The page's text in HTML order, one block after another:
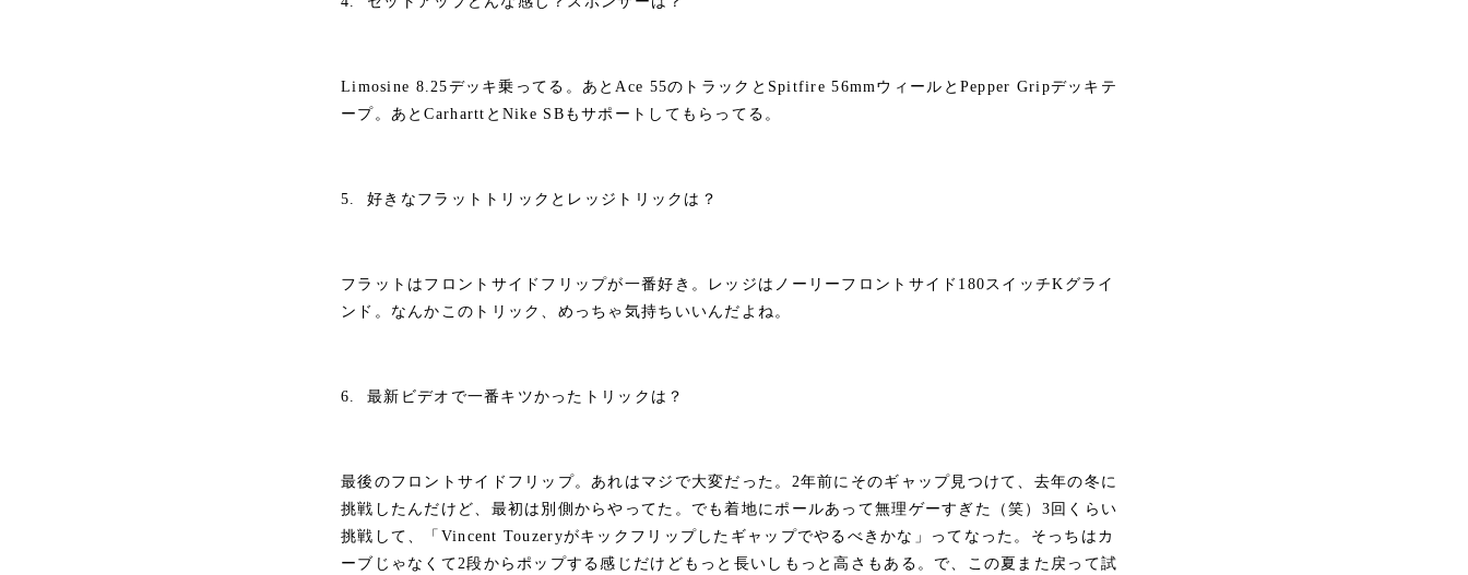
Limosine 8.25デッキ乗ってる。あとAce 55のトラックとSpitfire 56mmウィールとPepper Gripデッキテ
ープ。あとCarharttとNike SBもサポートしてもらってる。
5. 好きなフラットトリックとレッジトリックは？
フラットはフロントサイドフリップが一番好き。レッジはノーリーフロントサイド180スイッチKグライ
ンド。なんかこのトリック、めっちゃ気持ちいいんだよね。
6. 最新ビデオで一番キツかったトリックは？
最後のフロントサイドフリップ。あれはマジで大変だった。2年前にそのギャップ見つけて、去年の冬に
挑戦したんだけど、最初は別側からやってた。でも着地にポールあって無理ゲーすぎた（笑）3回くらい
挑戦して、「Vincent Touzeryがキックフリップしたギャップでやるべきかな」ってなった。そっちはカ
ーブじゃなくて2段からポップする感じだけどもっと長いしもっと高さもある。で、この夏また戻って試